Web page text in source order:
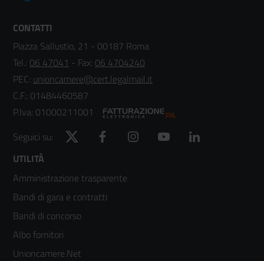
CONTATTI
Piazza Sallustio, 21 - 00187 Roma
Tel.: 06 47041 - Fax: 06 4704240
PEC: unioncamere@cert.legalmail.it
C.F.: 01484460587
P.Iva: 01000211001
Seguici su:
Twitter Facebook Instagram YouTube
Footer
menù
colonna
2
UTILITÀ
Amministrazione trasparente
Bandi di gara e contratti
Bandi di concorso
Albo fornitori
Unioncamere.Net